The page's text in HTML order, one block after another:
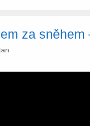
za sněhem